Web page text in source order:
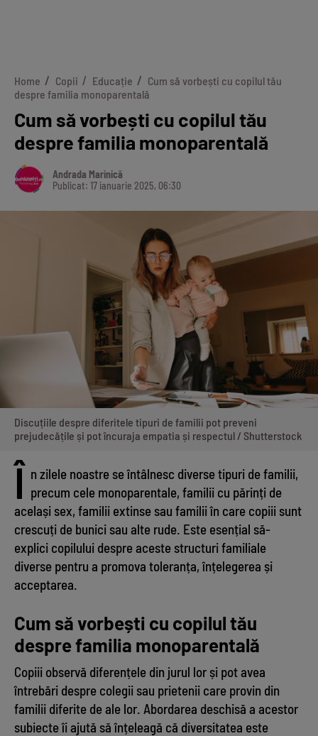
Home Copii Educație
Cum să vorbești cu copilul tău
despre familia monoparentală
Cum să vorbești cu copilul tău
despre familia monoparentală
Andrada Marinică
Publicat: 17 ianuarie 2025, 06:30
Discuțiile despre diferitele tipuri de familii pot preveni
prejudecățile și pot încuraja empatia și respectul / Shutterstock
Î n zilele noastre se întâlnesc diverse tipuri de familii,
precum cele monoparentale, familii cu părinți de
același sex, familii extinse sau familii în care copiii sunt
crescuți de bunici sau alte rude. Este esențial să-
explici copilului despre aceste structuri familiale
diverse pentru a promova toleranța, înțelegerea și
acceptarea.
Cum să vorbești cu copilul tău
despre familia monoparentală
Copiii observă diferențele din jurul lor și pot avea
întrebări despre colegii sau prietenii care provin din
familii diferite de ale lor. Abordarea deschisă a acestor
subiecte îi ajută să înțeleagă că diversitatea este